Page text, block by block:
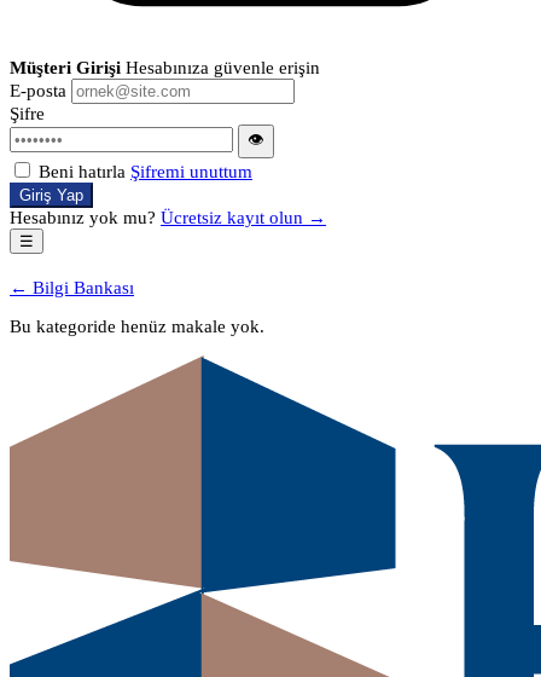
Müşteri Girişi Hesabınıza güvenle erişin
E-posta
Şifre
👁
Beni hatırla Şifremi unuttum
Giriş Yap
Hesabınız yok mu? Ücretsiz kayıt olun →
☰
← Bilgi Bankası
Bu kategoride henüz makale yok.